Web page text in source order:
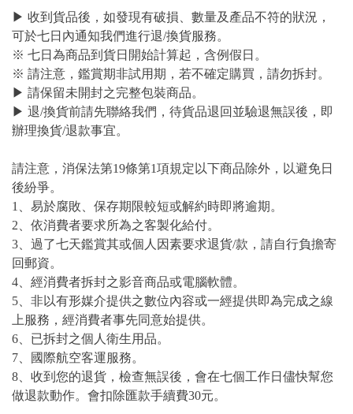
▶ 收到貨品後，如發現有破損、數量及產品不符的狀況，
可於七日內通知我們進行退/換貨服務。
※ 七日為商品到貨日開始計算起，含例假日。
※ 請注意，鑑賞期非試用期，若不確定購買，請勿拆封。
▶ 請保留未開封之完整包裝商品。
▶ 退/換貨前請先聯絡我們，待貨品退回並驗退無誤後，即
辦理換貨/退款事宜。
請注意，消保法第19條第1項規定以下商品除外，以避免日
後紛爭。
1、易於腐敗、保存期限較短或解約時即將逾期。
2、依消費者要求所為之客製化給付。
3、過了七天鑑賞其或個人因素要求退貨/款，請自行負擔寄
回郵資。
4、經消費者拆封之影音商品或電腦軟體。
5、非以有形媒介提供之數位內容或一經提供即為完成之線
上服務，經消費者事先同意始提供。
6、已拆封之個人衛生用品。
7、國際航空客運服務。
8、收到您的退貨，檢查無誤後，會在七個工作日儘快幫您
做退款動作。會扣除匯款手續費30元。